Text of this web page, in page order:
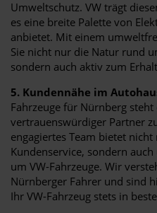
Umweltschutz. VW trägt
es eine breite Palette von
anbietet. Mit einem
Sie nicht nur die Natur rund
sondern auch aktiv zum
5. Kundennähe im
Fahrzeuge für Nürnberg
vertrauenswürdiger Partner
engagiertes Team bietet
Kundenservice, sondern
um VW-Fahrzeuge. Wir
Nürnberger Fahrer und sind
Ihr VW-Fahrzeug stets in